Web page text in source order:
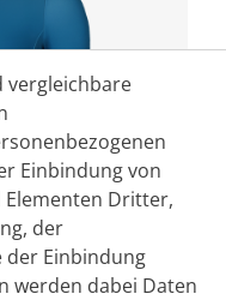
vergleichbare
Einbindung von
Dritter,
der
der Einbindung
werden dabei Daten